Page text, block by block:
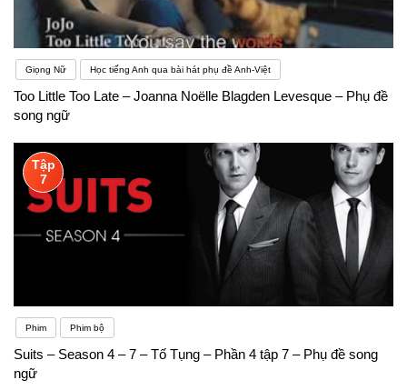
Giọng Nữ Học tiếng Anh qua bài hát phụ đề Anh-Việt
Too Little Too Late – Joanna Noëlle Blagden Levesque – Phụ đề
song ngữ
Tập
7
Phim Phim bộ
Suits – Season 4 – 7 – Tố Tụng – Phần 4 tập 7 – Phụ đề song
ngữ